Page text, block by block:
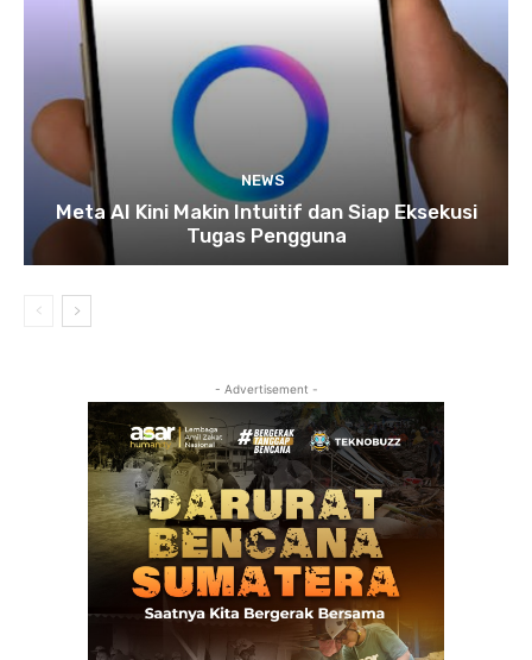
NEWS
Meta AI Kini Makin Intuitif dan Siap Eksekusi
Tugas Pengguna
- Advertisement -